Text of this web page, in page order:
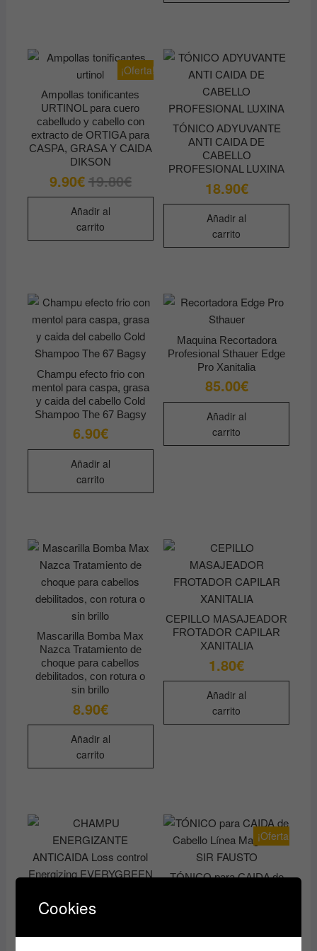
opciones
se
elegir
19.90€
¡Oferta!
Ampollas tonificantes
URTINOL para cuero
cabelludo y cabello con
extracto de ORTIGA para
CASPA, GRASA Y CAIDA
DIKSON
19.80€El
precio
original
9.90€ El
precio
actual
Añadir al
carrito
TÓNICO ADYUVANTE
ANTI CAIDA DE
CABELLO
PROFESIONAL LUXINA
18.90€
Añadir al
carrito
Champu efecto frio con
mentol para caspa, grasa
y caida del cabello Cold
Shampoo The 67 Bagsy
6.90€
Añadir al
carrito
Maquina Recortadora
Profesional Sthauer Edge
Pro Xanitalia
85.00€
Añadir al
carrito
Mascarilla Bomba Max
Nazca Tratamiento de
choque para cabellos
debilitados, con rotura o
sin brillo
8.90€
Añadir al
carrito
CEPILLO MASAJEADOR
FROTADOR CAPILAR
XANITALIA
1.80€
Añadir al
carrito
ANTICAIDA Loss control
EVERYGREEN
¡Oferta!
TÓNICO para CAIDA de
Cookies